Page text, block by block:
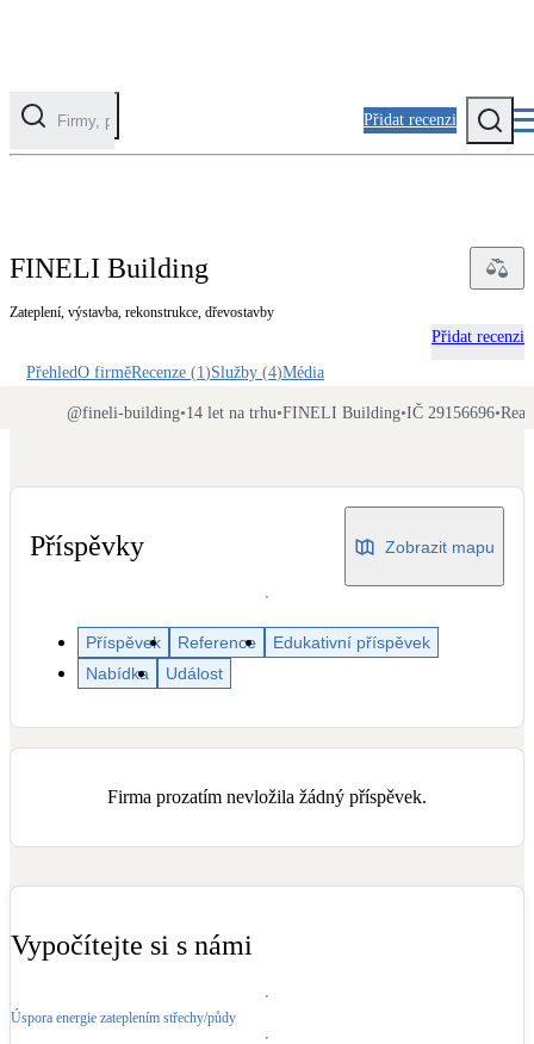
Přidat recenzi
Solární ohřev vody
Klimatizace pro vytápění
Na přípravu teplé vody i přitápění
Větrání s rekuperací
FINELI Building
Zateplení, výstavba, rekonstrukce, dřevostavby
Přidat recenzi
PřehledO firměRecenze (1)Služby (4)Média
@fineli-building•14 let na trhu•FINELI Building•IČ 29156696•
Příspěvky Zobrazit mapu
Příspěvek Reference
Edukativní příspěvek
Nabídka
Událost
Firma prozatím nevložila žádný příspěvek.
Vypočítejte si s námi
Úspora energie zateplením střechy/půdy